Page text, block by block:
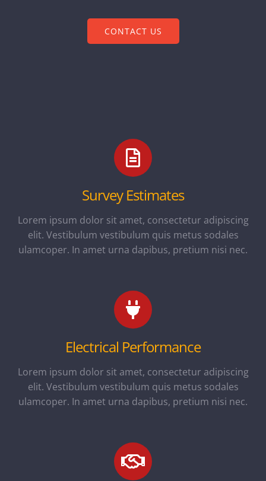
CONTACT US
Survey Estimates
Lorem ipsum dolor sit amet, consectetur adipiscing
elit. Vestibulum vestibulum quis metus sodales
ulamcoper. In amet urna dapibus, pretium nisi nec.
Electrical Performance
Lorem ipsum dolor sit amet, consectetur adipiscing
elit. Vestibulum vestibulum quis metus sodales
ulamcoper. In amet urna dapibus, pretium nisi nec.